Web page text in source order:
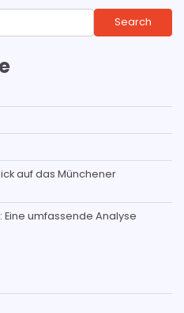
Search
auf das Münchener
umfassende Analyse